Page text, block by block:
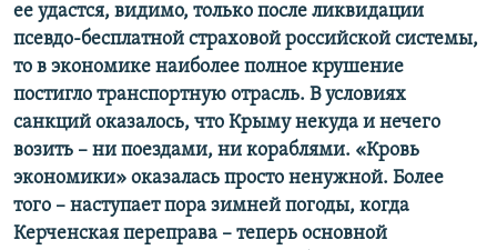
ее удастся, видимо, только после ликвидации
псевдо-бесплатной страховой российской системы,
то в экономике наиболее полное крушение
постигло транспортную отрасль. В условиях
санкций оказалось, что Крыму некуда и нечего
возить – ни поездами, ни кораблями. «Кровь
экономики» оказалась просто ненужной. Более
того – наступает пора зимней погоды, когда
Керченская переправа – теперь основной